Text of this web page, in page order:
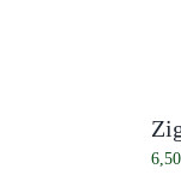
6,50